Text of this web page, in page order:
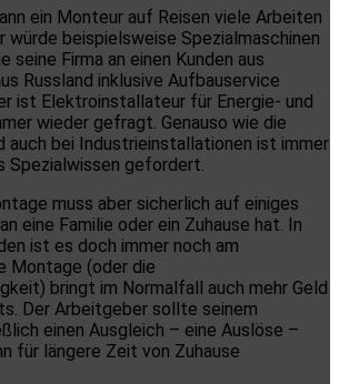
ein Monteur auf Reisen viele Arbeiten
würde beispielsweise Spezialmaschinen
seine Firma an einen Kunden aus
Russland inklusive Aufbauservice
ist Elektroinstallateur für Energie- und
wieder gefragt. Genauso wie die
auch bei Industrieinstallationen ist immer
Spezialwissen gefordert.
muss aber sicherlich auf einiges
eine Familie oder ein Zuhause hat. In
ist es doch immer noch am
Montage (oder die
bringt im Normalfall auch mehr Geld
Der Arbeitgeber sollte seinem
einen Ausgleich – eine Auslöse –
für längere Zeit von Zuhause